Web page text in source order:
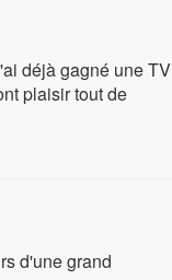
déjà gagné une TV
plaisir tout de
d'une grand